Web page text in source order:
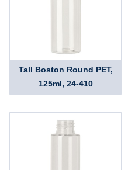
Tall Boston Round PET,
125ml, 24-410